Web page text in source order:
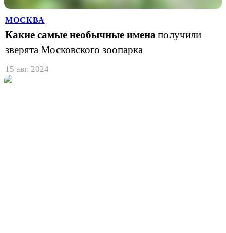
МОСКВА
Какие самые необычные имена получили
зверята Московского зоопарка
15 авг. 2024